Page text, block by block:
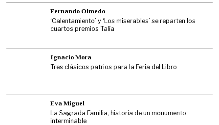
Fernando Olmedo
‘Calentamiento’ y ‘Los miserables’ se reparten los
cuartos premios Talía
Ignacio Mora
Tres clásicos patrios para la Feria del Libro
Eva Miguel
La Sagrada Familia, historia de un monumento
interminable